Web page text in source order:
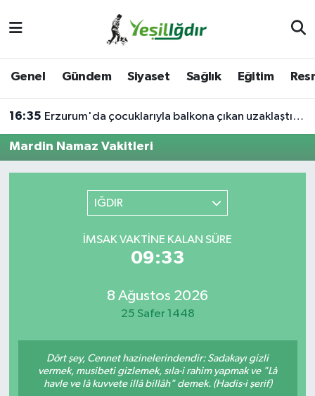
Genel Gündem Siyaset Sağlık Eğitim
16:35 Erzurum'da çocuklarıyla balkona çıkan uzaklaştırma kararlı koca ikna edildi
Mardin Namaz Vakitleri
IĞDIR
İMSAK VAKTINE KALAN SÜRE
09:33
8 Ağustos 2026
25 Safer 1448
Dört şey, Cennet hazinelerindendir: Sadakayı gizli
vermek, musibeti gizlemek, sıla-i rahim yapmak ve "Lâ
havle ve lâ kuvvete illâ billâh" demek. (Hadis-i şerif)
İğdir Namaz Vakitleri
Iğdır Trafik Yoğunluk Haritası
Süper Lig Puan Durumu ve Fikstür
Tüm Manşetler